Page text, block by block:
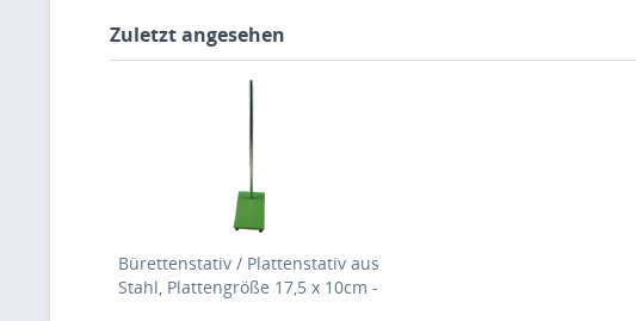
Zuletzt angesehen
Bürettenstativ / Plattenstativ aus
Stahl, Plattengröße 17,5 x 10cm -